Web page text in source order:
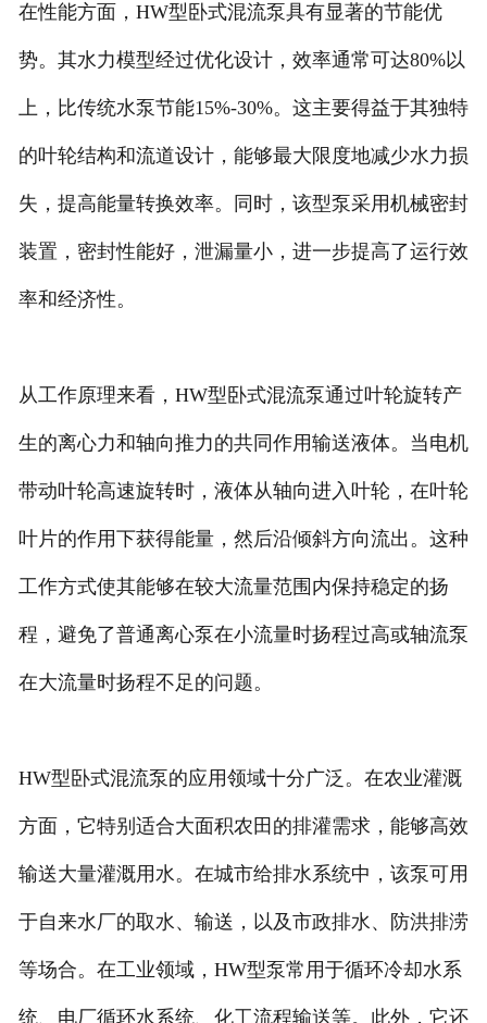
在性能方面，HW型卧式混流泵具有显著的节能优
势。其水力模型经过优化设计，效率通常可达80%以
上，比传统水泵节能15%-30%。这主要得益于其独特
的叶轮结构和流道设计，能够最大限度地减少水力损
失，提高能量转换效率。同时，该型泵采用机械密封
装置，密封性能好，泄漏量小，进一步提高了运行效
率和经济性。
从工作原理来看，HW型卧式混流泵通过叶轮旋转产
生的离心力和轴向推力的共同作用输送液体。当电机
带动叶轮高速旋转时，液体从轴向进入叶轮，在叶轮
叶片的作用下获得能量，然后沿倾斜方向流出。这种
工作方式使其能够在较大流量范围内保持稳定的扬
程，避免了普通离心泵在小流量时扬程过高或轴流泵
在大流量时扬程不足的问题。
HW型卧式混流泵的应用领域十分广泛。在农业灌溉
方面，它特别适合大面积农田的排灌需求，能够高效
输送大量灌溉用水。在城市给排水系统中，该泵可用
于自来水厂的取水、输送，以及市政排水、防洪排涝
等场合。在工业领域，HW型泵常用于循环冷却水系
统、电厂循环水系统、化工流程输送等。此外，它还